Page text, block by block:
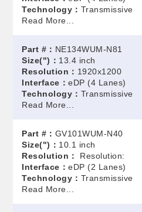
Technology： Transmissive
Read More...
Part #： NE134WUM-N81
Size(")： 13.4 inch
Resolution： 1920x1200
Interface：eDP (4 Lanes)
Technology： Transmissive
Read More...
Part #： GV101WUM-N40
Size(")： 10.1 inch
Resolution：
Resolution:
Interface：eDP (2 Lanes)
Technology： Transmissive
Read More...